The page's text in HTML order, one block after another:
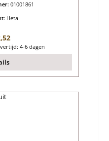
01001861
Heta
prijs:
4-6 dagen